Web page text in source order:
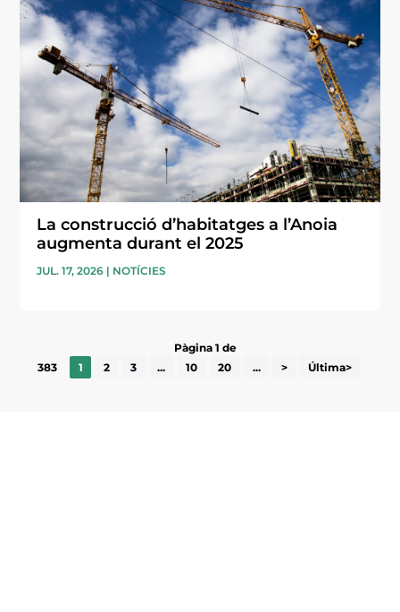
La construcció d’habitatges a l’Anoia
augmenta durant el 2025
JUL. 17, 2026 | NOTÍCIES
Pàgina 1 de
383
1 2 3 ... 10 20 ... > Última>